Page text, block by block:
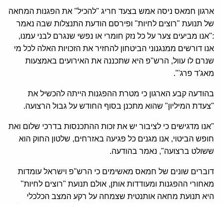
ארגון חמאס ניסה אמש בצעד חריג "להכיל" את הפגנות המחאה
של תנועת "רוצים לחיות" ופירסם הודעת התנצלות שבה נאמר
:"אנו מביעים צער על כל נזק חומרי או נפשי שנגרם לבני עמנו,
אנו דורשים ממנגנוני הביטחון להחזיר את הזכויות האלה לכל מי
שנרם לו עוול, הרש"פ היא שתכננה את האירועים באמצעות
מאג'ד פרג'".
בהודעה קבע הארגון כי מטרת ההפגנות הייתה להכשיל את
"צעדת המיליון" שהוא מתכנן בסוף החודש על גבול הרצועה.
"אנו מדגישים כי לציבור יש את זכות ההתכנסות בדרכי שלום ואת
חופש הביטוי, אנו מגנים כל פגיעה באזרחים, שלטון החוק הוא
ששולט ברצועה", נאמר בהודעה.
דוברים שונים של חמאס מאשימים כי הרש"פ וישראל עומדות
מאחורי ההפגנות ומעודדות אותן, אולם תנועת "רוצים לחיות"
היא תנועת מחאה אותנטית שצמחה על רקע המצב הכלכלי